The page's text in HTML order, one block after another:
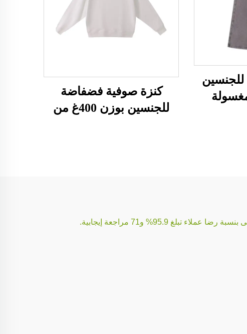
ومغسولة
كنزة صوفية فضفاضة
للجنسين بوزن 400غ من
95.9% و71 مراجعة إيجابية.